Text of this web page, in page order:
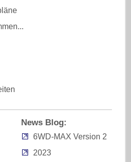
News Blog:
6WD-MAX Version 2
2023